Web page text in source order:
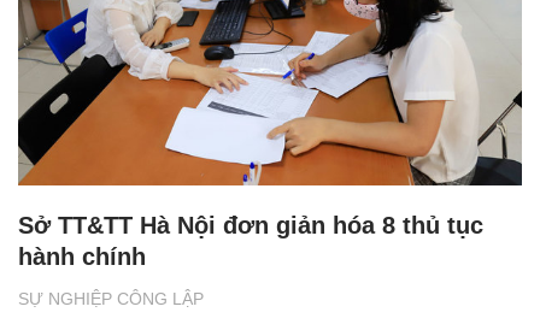
SỰ NGHIỆP CÔNG LẬP
Sở TT&TT Hà Nội đơn giản hóa 8 thủ tục
hành chính